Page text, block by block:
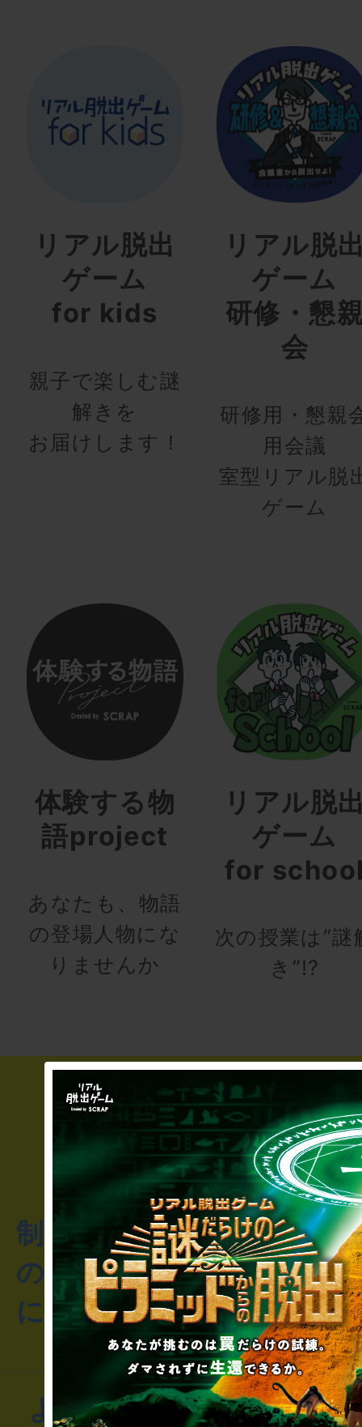
リアル脱出
ゲーム
for kids
親子で楽しむ謎
解きを
お届けします！
リアル脱
ゲーム
研修・懇
会
研修用・懇親
用会議
室型リアル脱
ゲーム
体験する物
語project
あなたも、物語
の登場人物にな
りませんか
リアル脱
ゲーム
for
次の授業は“謎
き”!?
制作のご相談・コラボレ
のお客様からのご質問や
にお問い合わせください
よくあるお問い合わせ